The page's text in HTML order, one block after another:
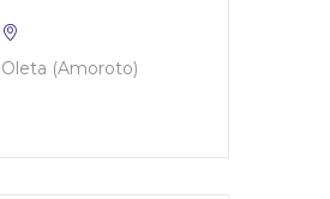
Oleta (Amoroto)